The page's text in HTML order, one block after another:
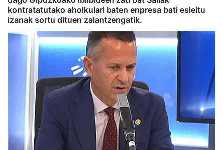
kontratatutako aholkulari baten enpresa bati esleitu
izanak sortu dituen zalantzengatik.